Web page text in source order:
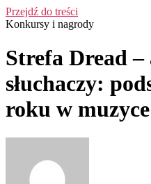
Przejdź do treści
Konkursy i nagrody
Strefa Dread
słuchaczy:
roku w